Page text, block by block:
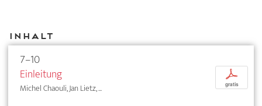
Inhalt
7–10
Einleitung
Michel Chaouli, Jan Lietz, ...
p
gratis